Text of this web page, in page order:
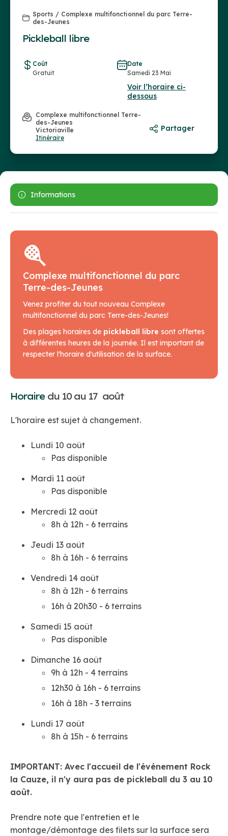
Sports / Complexe multifonctionnel du parc Terre-
des-Jeunes
Pickleball libre
Coût
Gratuit
Date
Samedi 23 Mai
Voir l’horaire ci-
dessous
Complexe multifonctionnel Terre-
des-Jeunes
Victoriaville
Itinéraire
Partager
Informations
Complexe multifonctionnel du parc
Terre-des-Jeunes
Venez profiter du tout nouveau Complexe
multifonctionnel du parc Terre-des-Jeunes!
Des plages horaires de pickleball libre sont offertes
à différentes heures de la journée. Il est important de
respecter l'horaire d'utilisation de la surface.
Horaire du 10 au 17 août
L'horaire est sujet à changement.
Lundi 10 août
Pas disponible
Mardi 11 août
Pas disponible
Mercredi 12 août
8h à 12h - 6 terrains
Jeudi 13 août
8h à 16h - 6 terrains
Vendredi 14 août
8h à 12h - 6 terrains
16h à 20h30 - 6 terrains
Samedi 15 août
Pas disponible
Dimanche 16 août
9h à 12h - 4 terrains
12h30 à 16h - 6 terrains
16h à 18h - 3 terrains
Lundi 17 août
8h à 15h - 6 terrains
IMPORTANT: Avec l'accueil de l'événement Rock
la Cauze, il n'y aura pas de pickleball du 3 au 10
août.
Prendre note que l'entretien et le
montage/démontage des filets sur la surface sera